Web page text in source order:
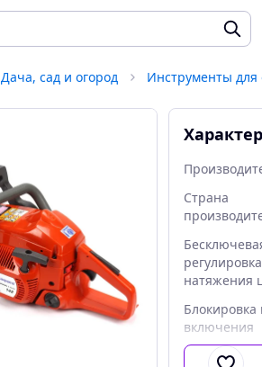
Дача, сад и огород Инструменты для
Страна
регулировка
натяжения
Блокировка
включения
Вес